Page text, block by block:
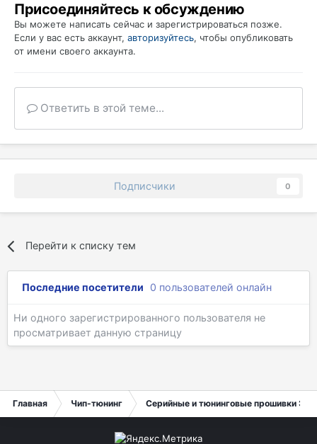
Присоединяйтесь к обсуждению
Вы можете написать сейчас и зарегистрироваться позже.
Если у вас есть аккаунт, авторизуйтесь, чтобы опубликовать
от имени своего аккаунта.
Ответить в этой теме...
Подписчики 0
Перейти к списку тем
Последние посетители 0 пользователей онлайн
Ни одного зарегистрированного пользователя не
просматривает данную страницу
Главная Чип-тюнинг Серийные и тюнинговые прошивки ЭБУ